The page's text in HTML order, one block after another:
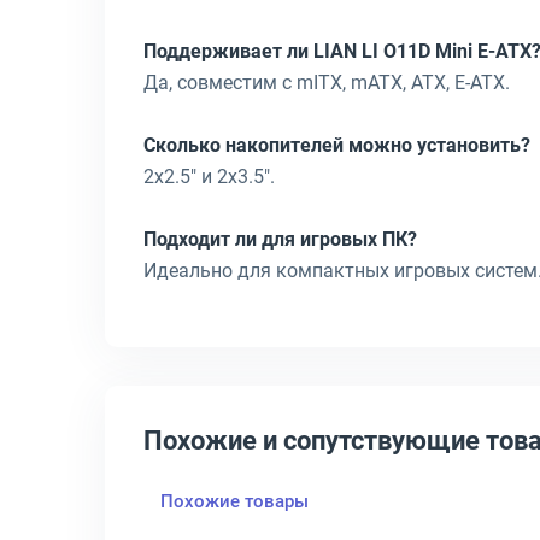
Поддерживает ли LIAN LI O11D Mini E-ATX?
Да, совместим с mITX, mATX, ATX, E-ATX.
Сколько накопителей можно установить?
2x2.5" и 2x3.5".
Подходит ли для игровых ПК?
Идеально для компактных игровых систем.
Похожие и сопутствующие
Похожие товары